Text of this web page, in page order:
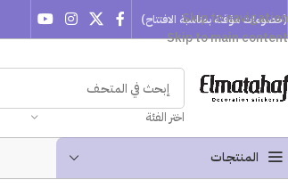
Skip to navigation
Skip to main content
(خصومات مؤقتة بمناسبة الافتتاح)
اختر الفئة
المنتجـات